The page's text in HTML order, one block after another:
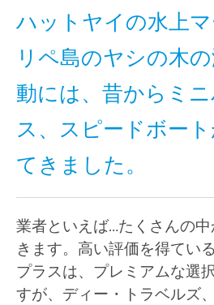
ハットヤイの水上
リペ島のヤシの木
動には、昔からミ
ス、スピードボー
てきました。
業者といえば…たくさんの
きます。高い評価を得てい
プラスは、プレミアムな選
すが、ディー・トラベルズ